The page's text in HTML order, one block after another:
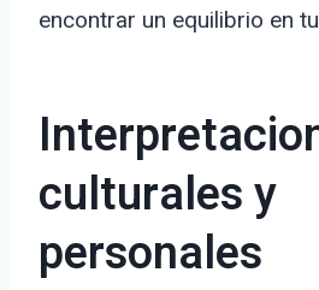
encontrar un equilibrio en
culturales y
personales